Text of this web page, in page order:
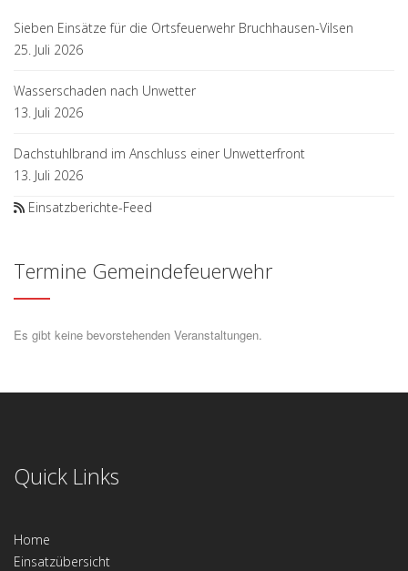
Sieben Einsätze für die Ortsfeuerwehr Bruchhausen-Vilsen
25. Juli 2026
Wasserschaden nach Unwetter
13. Juli 2026
Dachstuhlbrand im Anschluss einer Unwetterfront
13. Juli 2026
Einsatzberichte-Feed
Termine Gemeindefeuerwehr
Es gibt keine bevorstehenden Veranstaltungen.
Quick Links
Home
Einsatzübersicht